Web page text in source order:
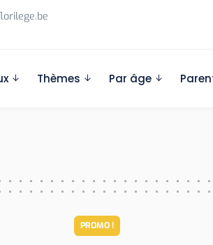
Thèmes Par âge
PROMO !